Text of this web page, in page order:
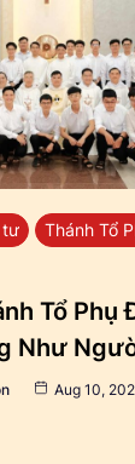
tư
Thánh Tổ
Tổ Phụ
Như
Aug 10,